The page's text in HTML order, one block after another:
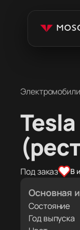
Электромобили
Под заказ В
Основная
Состояние
Год выпуска